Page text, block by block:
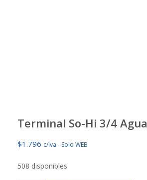
Terminal So-Hi 3/4 Agua
$1.796 c/iva - Solo WEB
508 disponibles